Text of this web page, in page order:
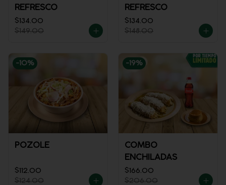
REFRESCO
$134.00
$149.00
REFRESCO
$134.00
$148.00
-10%
POZOLE
$112.00
$124.00
-19%
COMBO
ENCHILADAS
$166.00
$206.00